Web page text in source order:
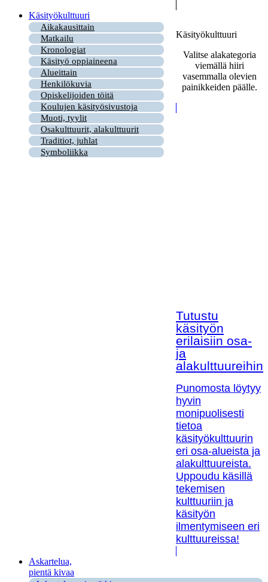
Käsityökulttuuri
Aikakausittain
Matkailu
Kronologiat
Käsityö oppiaineena
Alueittain
Henkilökuvia
Opiskelijoiden töitä
Koulujen käsityösivustoja
Muoti, tyylit
Osakulttuurit, alakulttuurit
Traditiot, juhlat
Symboliikka
Käsityökulttuuri
Valitse alakategoria
viemällä hiiri
vasemmalla olevien
painikkeiden päälle.
Tutustu
käsityön
erilaisiin osa-
ja
alakulttuureihin!
Punomosta löytyy
hyvin
monipuolisesti
tietoa
käsityökulttuurin
eri osa-alueista ja
alakulttuureista.
Uppoudu käsillä
tekemisen
kulttuuriin ja
käsityön
ilmentymiseen eri
kulttuureissa!
Askartelua,
pientä kivaa